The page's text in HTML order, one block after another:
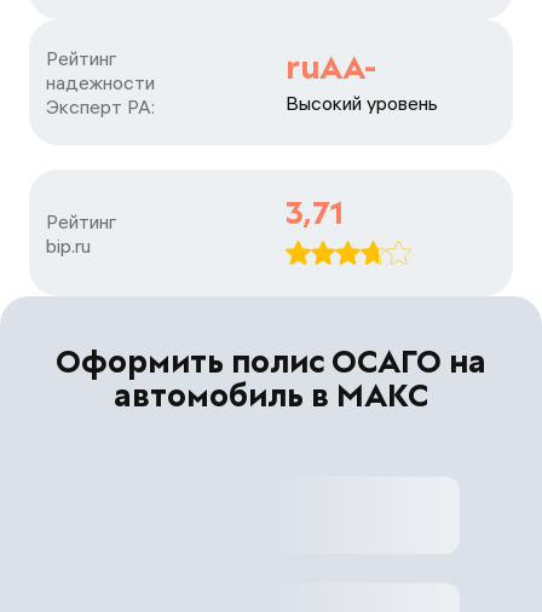
Рейтинг
надежности
Эксперт РА:
ruAA-
Высокий уровень
Рейтинг
bip.ru
3,71
Оформить полис ОСАГО на
автомобиль в МАКС